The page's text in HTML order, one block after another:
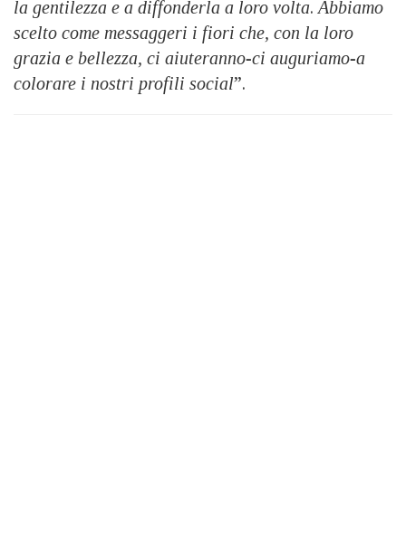
la gentilezza e a diffonderla a loro volta. Abbiamo
scelto come messaggeri i fiori che, con la loro
grazia e bellezza, ci aiuteranno-ci auguriamo-a
colorare i nostri profili social”.